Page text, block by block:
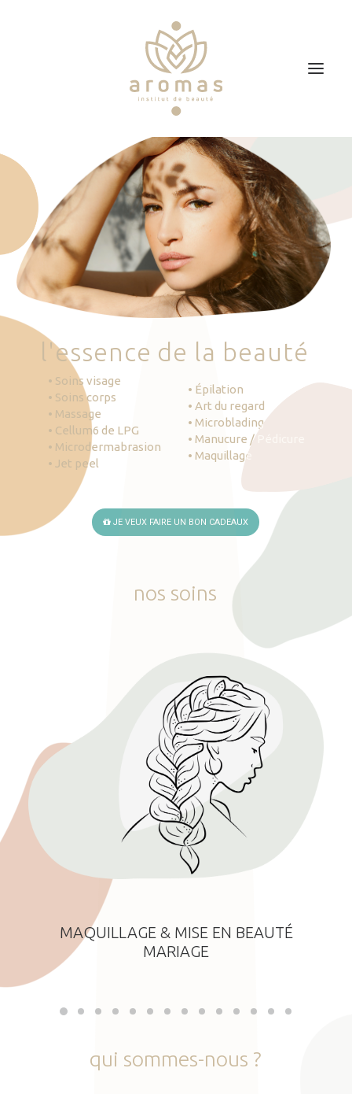
Soins
Je veux faire un bon cadeau
Plan d’accès
Prendre RDV
'essence de la beauté
• Soins visage
• Soins corps
• Massage
• Cellum6 de LPG
• Microdermabrasion
• Jet peel
• Épilation
• Art du regard
• Microblading
• Manucure / Pédicure
• Maquillage
JE VEUX FAIRE UN BON CADEAUX
nos soins
MAQUILLAGE & MISE EN BEAUTÉ
MARIAGE
qui sommes-nous ?